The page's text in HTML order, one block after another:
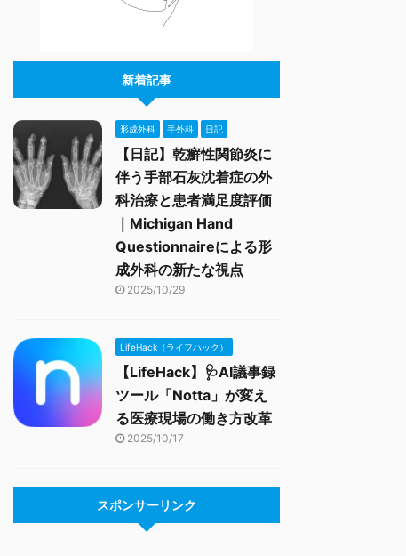
新着記事
形成外科 手外科 日記
【日記】乾癬性関節炎に
伴う手部石灰沈着症の外
科治療と患者満足度評価
｜Michigan Hand
Questionnaireによる形
成外科の新たな視点
2025/10/29
LifeHack（ライフハック）
【LifeHack】🩺AI議事録
ツール「Notta」が変え
る医療現場の働き方改革
2025/10/17
スポンサーリンク